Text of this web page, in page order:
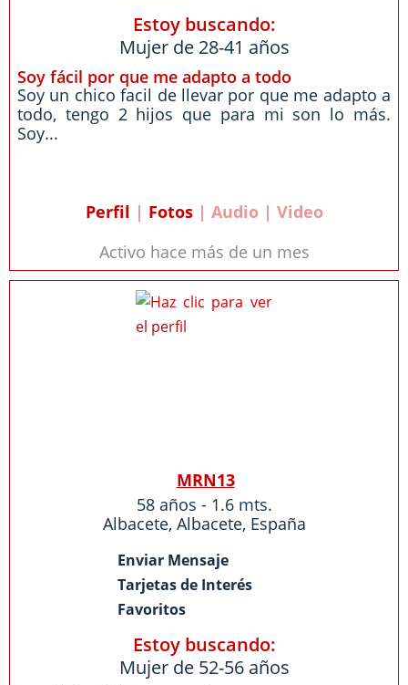
Estoy buscando:
Mujer de 28-41 años
Soy fácil por que me adapto a todo
Soy un chico facil de llevar por que me adapto a
todo, tengo 2 hijos que para mi son lo más.
Soy...
Perfil | Fotos| Audio | Video
Activo hace más de un mes
MRN13
58 años - 1.6 mts.
Albacete, Albacete, España
Enviar Mensaje
Tarjetas de Interés
Favoritos
Estoy buscando:
Mujer de 52-56 años